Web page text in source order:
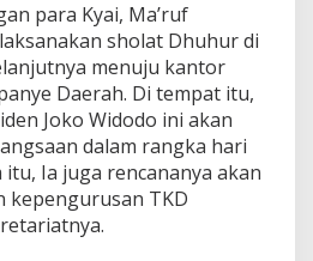
para Kyai, Ma’ruf
sholat Dhuhur di
menuju kantor
Daerah. Di tempat itu,
Joko Widodo ini akan
dalam rangka hari
itu, Ia juga rencananya akan
kepengurusan TKD